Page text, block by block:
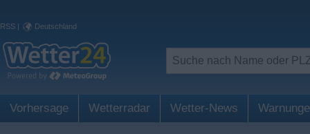
RSS | Deutschland
Vorhersage Wetterradar Wetter-News